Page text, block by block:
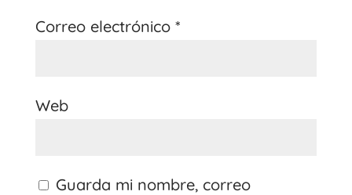
Correo electrónico *
Web
Guarda mi nombre, correo